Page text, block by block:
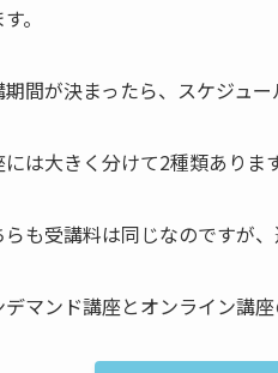
。
期間が決まったら、スケジュー
は大きく分けて2種類あります
らも受講料は同じなのですが
デマンド講座とオンライン講